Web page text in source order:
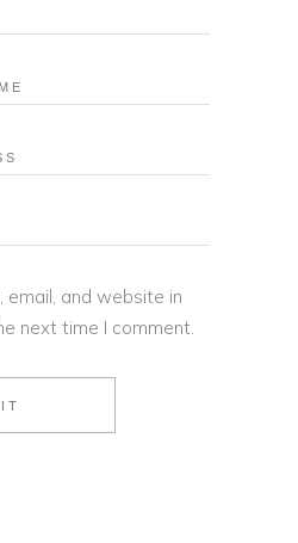
email, and website in
next time I comment.